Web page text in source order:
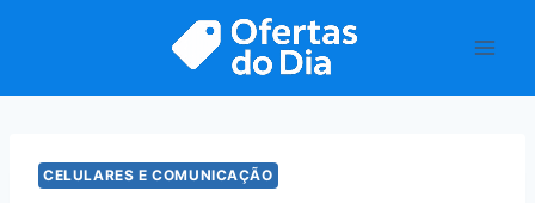
CELULARES E COMUNICAÇÃO